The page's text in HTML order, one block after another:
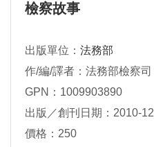
檢察故事
出版單位： 法務部
作/編/譯者：法務部檢察司
GPN：1009903890
出版／創刊日期：2010-12
價格：250